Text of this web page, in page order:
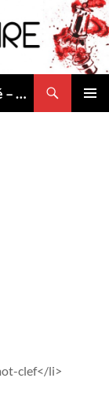
LA GUEULE NOIRE – Espace Autogéré – Saint Etienne
clef</li>